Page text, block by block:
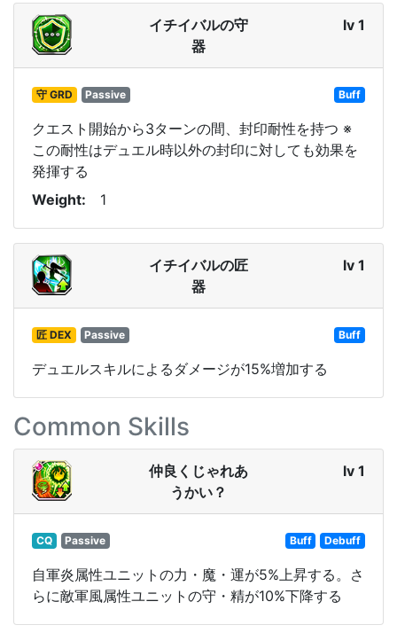
イチイバルの守
器
lv 1
守 GRD Passive Buff
クエスト開始から3ターンの間、封印耐性を持つ ※
この耐性はデュエル時以外の封印に対しても効果を
発揮する
Weight
1
イチイバルの匠
器
lv 1
匠 DEX Passive Buff
デュエルスキルによるダメージが15%増加する
Common Skills
仲良くじゃれあ
うかい？
lv 1
CQ Passive Buff Debuff
自軍炎属性ユニットの力・魔・運が5%上昇する。さ
らに敵軍風属性ユニットの守・精が10%下降する